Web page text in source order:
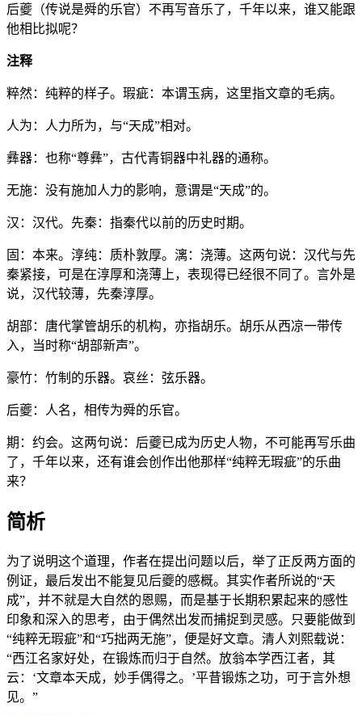
后夔（传说是舜的乐官）不再写音乐了，千年以来，谁又能跟
他相比拟呢？
注释
粹然：纯粹的样子。瑕疵：本谓玉病，这里指文章的毛病。
人为：人力所为，与“天成”相对。
彝器：也称“尊彝”，古代青铜器中礼器的通称。
无施：没有施加人力的影响，意谓是“天成”的。
汉：汉代。先秦：指秦代以前的历史时期。
固：本来。淳纯：质朴敦厚。漓：浇薄。这两句说：汉代与先
秦紧接，可是在淳厚和浇薄上，表现得已经很不同了。言外是
说，汉代较薄，先秦淳厚。
胡部：唐代掌管胡乐的机构，亦指胡乐。胡乐从西凉一带传
入，当时称“胡部新声”。
豪竹：竹制的乐器。哀丝：弦乐器。
后夔：人名，相传为舜的乐官。
期：约会。这两句说：后夔已成为历史人物，不可能再写乐曲
了，千年以来，还有谁会创作出他那样“纯粹无瑕疵”的乐曲
来？
简析
为了说明这个道理，作者在提出问题以后，举了正反两方面的
例证，最后发出不能复见后夔的感概。其实作者所说的“天
成”，并不就是大自然的恩赐，而是基于长期积累起来的感性
印象和深入的思考，由于偶然出发而捕捉到灵感。只要能做到
“纯粹无瑕疵”和“巧拙两无施”，便是好文章。清人刘熙载说：
“西江名家好处，在锻炼而归于自然。放翁本学西江者，其
云：‘文章本天成，妙手偶得之。’平昔锻炼之功，可于言外想
见。”